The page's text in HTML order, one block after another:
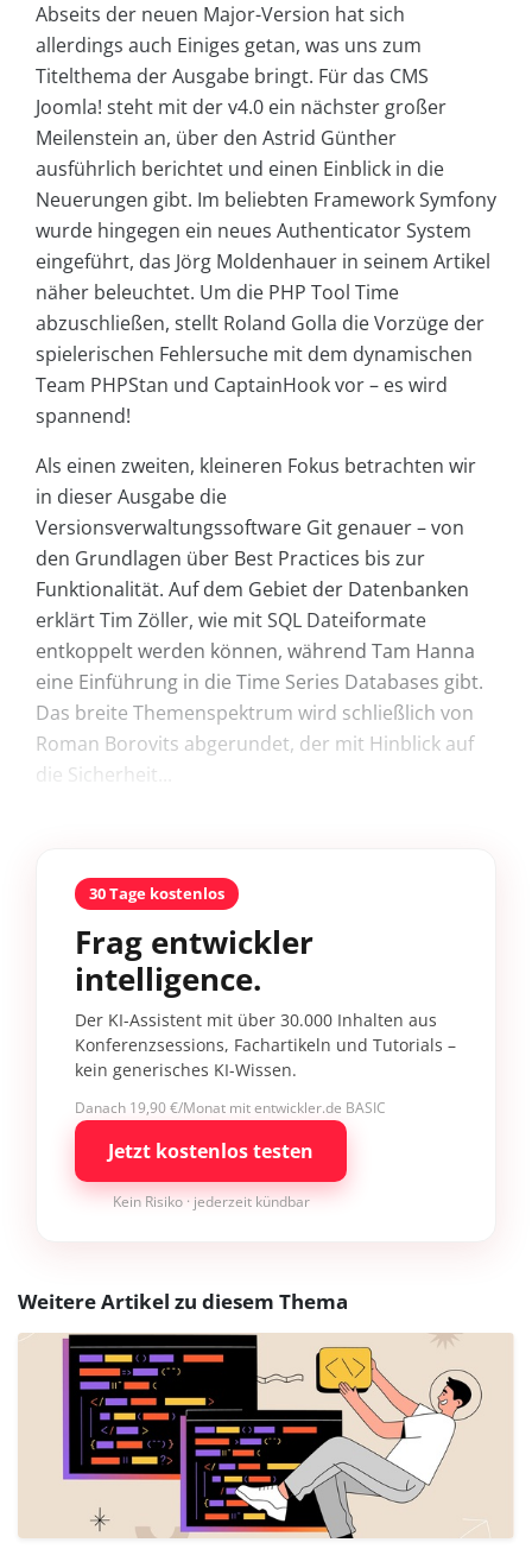
Abseits der neuen Major-Version hat sich
allerdings auch Einiges getan, was uns zum
Titelthema der Ausgabe bringt. Für das CMS
Joomla! steht mit der v4.0 ein nächster großer
Meilenstein an, über den Astrid Günther
ausführlich berichtet und einen Einblick in die
Neuerungen gibt. Im beliebten Framework Symfony
wurde hingegen ein neues Authenticator System
eingeführt, das Jörg Moldenhauer in seinem Artikel
näher beleuchtet. Um die PHP Tool Time
abzuschließen, stellt Roland Golla die Vorzüge der
spielerischen Fehlersuche mit dem dynamischen
Team PHPStan und CaptainHook vor – es wird
spannend!
Als einen zweiten, kleineren Fokus betrachten wir
in dieser Ausgabe die
Versionsverwaltungssoftware Git genauer – von
den Grundlagen über Best Practices bis zur
Funktionalität. Auf dem Gebiet der Datenbanken
erklärt Tim Zöller, wie mit SQL Dateiformate
entkoppelt werden können, während Tam Hanna
eine Einführung in die Time Series Databases gibt.
Das breite Themenspektrum wird schließlich von
Roman Borovits abgerundet, der mit Hinblick auf
die Sicherheit...
30 Tage kostenlos
Frag entwickler
intelligence.
Der KI-Assistent mit über 30.000 Inhalten aus
Konferenzsessions, Fachartikeln und Tutorials –
kein generisches KI-Wissen.
Danach 19,90 €/Monat mit entwickler.de BASIC
Jetzt kostenlos testen
Kein Risiko · jederzeit kündbar
Weitere Artikel zu diesem Thema